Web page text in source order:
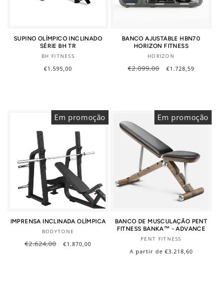
SUPINO OLÍMPICO INCLINADO
SÉRIE BH TR
Fornecedor:
BH FITNESS
Preço
€1.595,00
BANCO AJUSTABLE HBN70
HORIZON FITNESS
Fornecedor:
HORIZON
Preço
€2.099,00
Preço
€1.728,59
Em promoção
IMPRENSA INCLINADA OLÍMPICA
Fornecedor:
BODYTONE
Preço
€2.624,00
Preço
€1.870,00
Em promoção
BANCO DE MUSCULAÇÃO PENT
FITNESS BANKA™ - ADVANCE
Fornecedor:
PENT FITNESS
Preço
A partir de €3.218,60